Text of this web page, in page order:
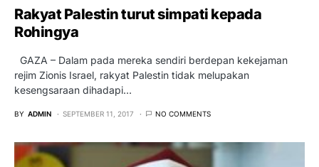
Rakyat Palestin turut simpati kepada
Rohingya
GAZA – Dalam pada mereka sendiri berdepan kekejaman
rejim Zionis Israel, rakyat Palestin tidak melupakan
kesengsaraan dihadapi…
BY ADMIN SEPTEMBER 11, 2017 NO COMMENTS